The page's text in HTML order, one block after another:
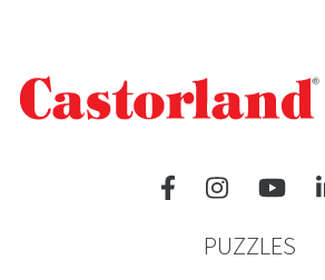
PUZZLES